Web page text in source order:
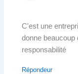
C'est une
donne
responsabilité
Répondeur